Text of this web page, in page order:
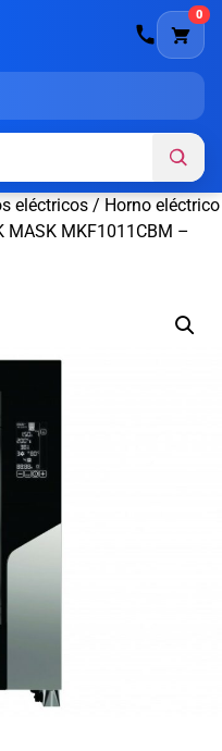
0
eléctricos / Horno eléctrico
MASK MKF1011CBM –